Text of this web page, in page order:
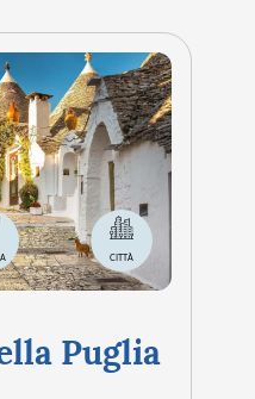
17/09/2026
Lucca - Montecatini -
SCOPRI DI PIÙ